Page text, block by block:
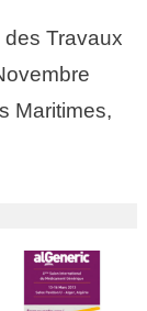
Travaux
Maritimes,